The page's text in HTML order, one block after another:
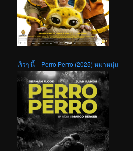
เร็วๆ นี้ – Perro Perro (2025) หมาหนุ่ม